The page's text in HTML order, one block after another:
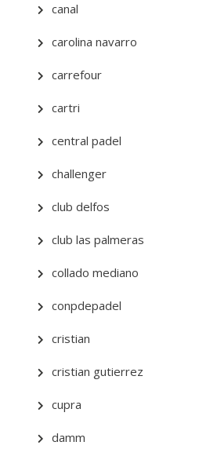
canal
carolina navarro
carrefour
cartri
central padel
challenger
club delfos
club las palmeras
collado mediano
conpdepadel
cristian
cristian gutierrez
cupra
damm